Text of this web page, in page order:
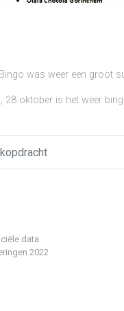
Bingo was weer een groot
28 oktober is het weer
data
2022